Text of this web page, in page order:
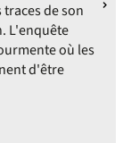
de son
L'enquête
où les
d'être